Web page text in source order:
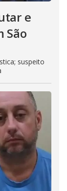
e
São
suspeito